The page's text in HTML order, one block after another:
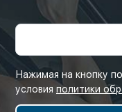
Нажимая на кнопку
условия политики